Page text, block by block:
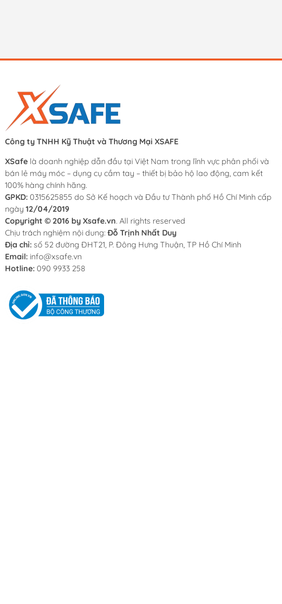
Công ty TNHH Kỹ Thuật và Thương Mại XSAFE
XSafe là doanh nghiệp dẫn đầu tại Việt Nam trong lĩnh vực phân phối và
bán lẻ máy móc – dụng cụ cầm tay – thiết bị bảo hộ lao động, cam kết
100% hàng chính hãng.
GPKD: 0315625855 do Sở Kế hoạch và Đầu tư Thành phố Hồ Chí Minh cấp
ngày 12/04/2019
Copyright © 2016 by Xsafe.vn. All rights reserved
Chịu trách nghiệm nội dung: Đỗ Trịnh Nhất Duy
Địa chỉ: số 52 đường ĐHT21, P. Đông Hưng Thuận, TP Hồ Chí Minh
Email: info@xsafe.vn
Hotline: 090 9933 258